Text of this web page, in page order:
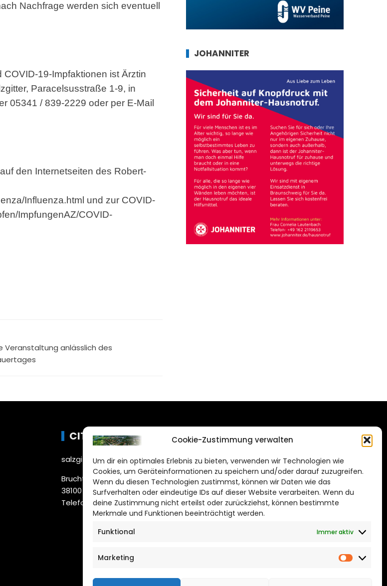
Cookie-Zustimmung verwalten
Um dir ein optimales Erlebnis zu bieten, verwenden wir Technologien wie
Cookies, um Geräteinformationen zu speichern und/oder darauf zuzugreifen.
Wenn du diesen Technologien zustimmst, können wir Daten wie das
Surfverhalten oder eindeutige IDs auf dieser Website verarbeiten. Wenn du
deine Zustimmung nicht erteilst oder zurückziehst, können bestimmte
Merkmale und Funktionen beeinträchtigt werden.
Funktional
Immer aktiv
Marketing
Nachfrage werden sich eventuell
19-Impfaktionen ist Ärztin
Paracelsusstraße 1-9, in
05341 / 839-2229 oder per E-Mail
den Internetseiten des Robert-
Influenza.html und zur COVID-
ImpfungenAZ/COVID-
Veranstaltung anlässlich des
JOHANNITER
CITYLIFE!
salzgitter@citylifemedien.de
Bruchtorwall 12
38100 Braunschweig
Telefon: 0531 387220 – 65
DAS STADTMAGAZIN
FÜR SALZGITTER
Impressum
Datenschutzerklärung
Cookie Richtlinie
CITYLIFE! BEI FACEBOOK